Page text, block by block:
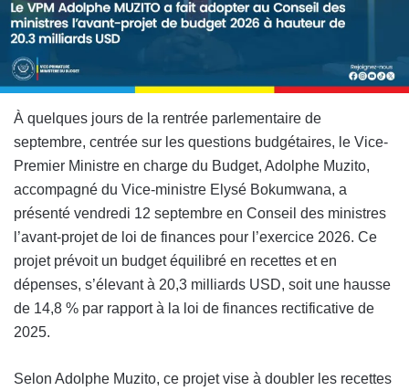
À quelques jours de la rentrée parlementaire de
septembre, centrée sur les questions budgétaires, le Vice-
Premier Ministre en charge du Budget, Adolphe Muzito,
accompagné du Vice-ministre Elysé Bokumwana, a
présenté vendredi 12 septembre en Conseil des ministres
l’avant-projet de loi de finances pour l’exercice 2026. Ce
projet prévoit un budget équilibré en recettes et en
dépenses, s’élevant à 20,3 milliards USD, soit une hausse
de 14,8 % par rapport à la loi de finances rectificative de
2025.
Selon Adolphe Muzito, ce projet vise à doubler les recettes